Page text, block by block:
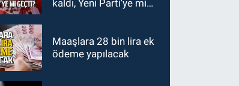
kaldı, Yeni Parti'ye mi
Maaşlara 28 bin lira ek
ödeme yapılacak